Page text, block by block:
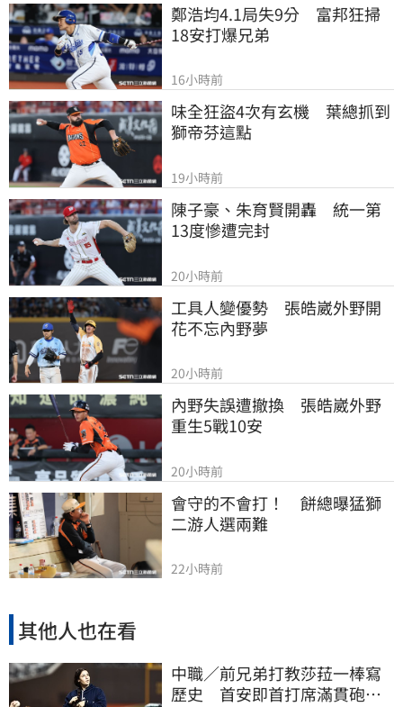
鄭浩均4.1局失9分　富邦狂掃
18安打爆兄弟
16小時前
味全狂盜4次有玄機　葉總抓到
獅帝芬這點
19小時前
陳子豪、朱育賢開轟　統一第
13度慘遭完封
20小時前
工具人變優勢　張皓崴外野開
花不忘內野夢
20小時前
內野失誤遭撤換　張皓崴外野
重生5戰10安
20小時前
會守的不會打！　餅總曝猛獅
二游人選兩難
22小時前
其他人也在看
中職／前兄弟打教莎菈一棒寫
歷史 首安即首打席滿貫砲！